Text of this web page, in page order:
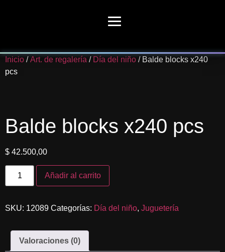
Inicio /Art. de regalería / Día del niño / Balde blocks x240
pcs
Balde blocks x240 pcs
$ 42.500,00
Añadir al carrito
SKU: 12089 Categorías: Día del niño, Juguetería
Valoraciones (0)